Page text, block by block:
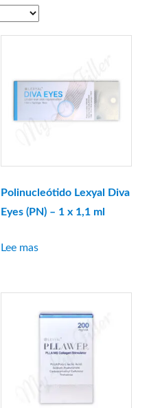
Polinucleótido Lexyal Diva
Eyes (PN) – 1 x 1,1 ml
Lee mas